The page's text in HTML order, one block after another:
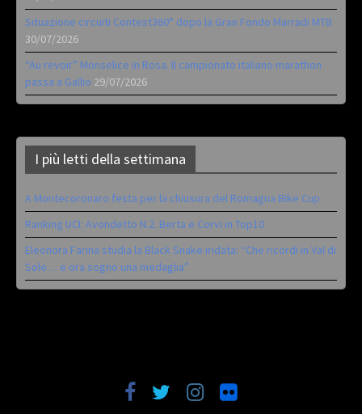
Situazione circuiti Contest360° dopo la Gran Fondo Marradi MTB
30/07/2026
“Au revoir” Monselice in Rosa. Il campionato italiano marathon
passa a Gallio 29/07/2026
I più letti della settimana
A Montecoronaro festa per la chiusura del Romagna Bike Cup
Ranking UCI: Avondetto N.2. Berta e Corvi in Top10
Eleonora Farina studia la Black Snake iridata: “Che ricordi in Val di
Sole… e ora sogno una medaglia”